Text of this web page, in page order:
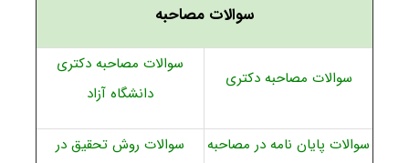
سوالات مصاحبه
سوالات مصاحبه دکتری
سوالات مصاحبه دکتری
دانشگاه آزاد
سوالات پایان نامه در مصاحبه
سوالات روش تحقیق در